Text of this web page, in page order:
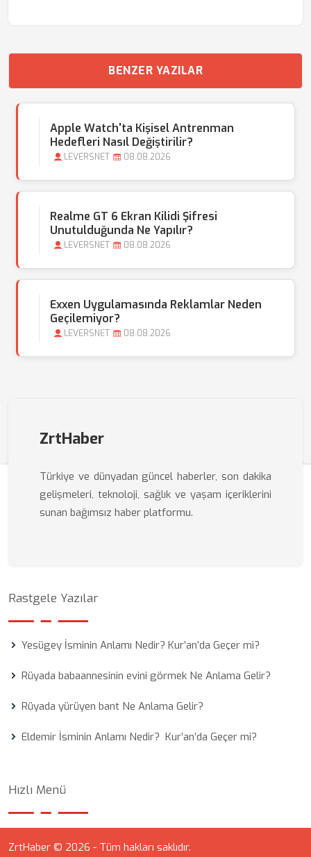
BENZER YAZILAR
Apple Watch'ta Kişisel Antrenman
Hedefleri Nasıl Değiştirilir?
LEVERSNET 08.08.2026
Realme GT 6 Ekran Kilidi Şifresi
Unutulduğunda Ne Yapılır?
LEVERSNET 08.08.2026
Exxen Uygulamasında Reklamlar Neden
Geçilemiyor?
LEVERSNET 08.08.2026
ZrtHaber
Türkiye ve dünyadan güncel haberler, son dakika
gelişmeleri, teknoloji, sağlık ve yaşam içeriklerini
sunan bağımsız haber platformu.
Rastgele Yazılar
Yesügey İsminin Anlamı Nedir? Kur’an’da Geçer mi?
Rüyada babaannesinin evini görmek Ne Anlama Gelir?
Rüyada yürüyen bant Ne Anlama Gelir?
Eldemir İsminin Anlamı Nedir? Kur’an’da Geçer mi?
Hızlı Menü
ZrtHaber © 2026 - Tüm hakları saklıdır.